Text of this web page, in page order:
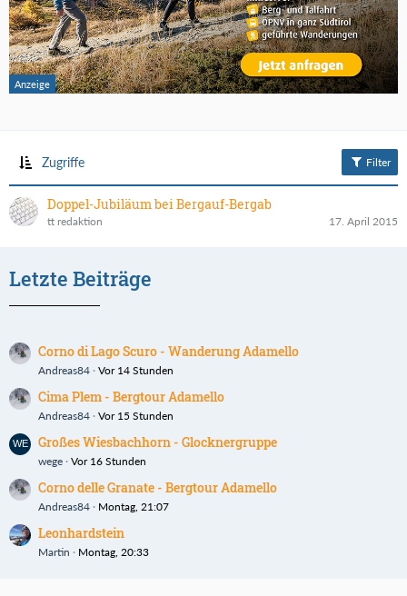
Zugriffe Filter
Doppel-Jubiläum bei Bergauf-Bergab
tt redaktion 17. April 2015
Letzte Beiträge
Corno di Lago Scuro - Wanderung Adamello
Andreas84 Vor 14 Stunden
Cima Plem - Bergtour Adamello
Andreas84 Vor 15 Stunden
Großes Wiesbachhorn - Glocknergruppe
wege Vor 16 Stunden
Corno delle Granate - Bergtour Adamello
Andreas84 Montag, 21:07
Leonhardstein
Martin Montag, 20:33